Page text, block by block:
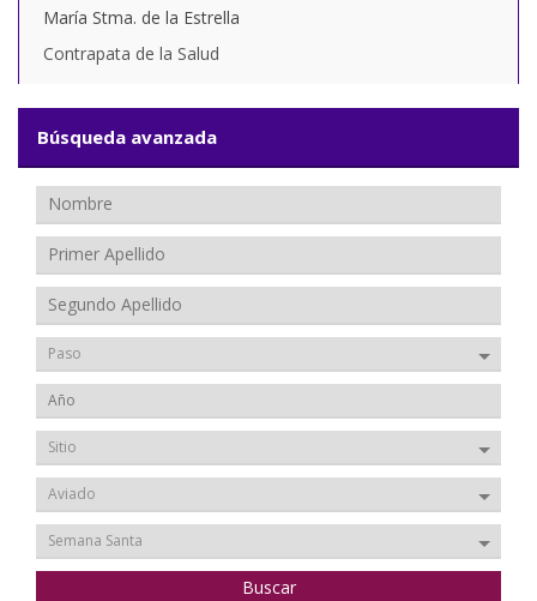
María Stma. de la Estrella
Contrapata de la Salud
Búsqueda avanzada
Paso
Sitio
Aviado
Semana Santa